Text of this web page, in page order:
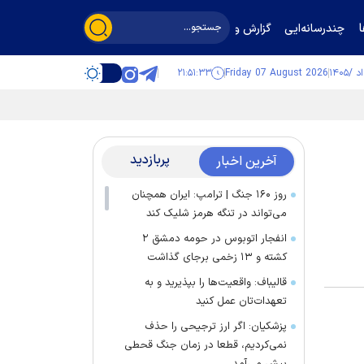
چندرسانه‌ایی گزارش و گفت‌وگو
Friday 07 August 2026 ۲۱:۵۱:۳۳
آخرین اخبار پربازدید
روز ۱۶۰ جنگ | ترامپ: ایران همچنان
می‌تواند در تنگه هرمز شلیک کند
انفجار اتوبوس در حومه دمشق ۲
کشته و ۱۳ زخمی برجای گذاشت
قالیباف: واقعیت‌ها را بپذیرید و به
تعهدات‌تان عمل کنید
پزشکیان: اگر ارز ترجیحی را حذف
نمی‌کردیم، قطعا در زمان جنگ قحطی